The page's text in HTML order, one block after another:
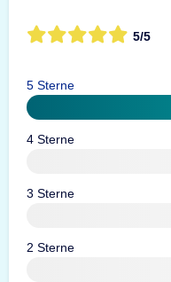
5/5
5 Sterne
4 Sterne
3 Sterne
2 Sterne